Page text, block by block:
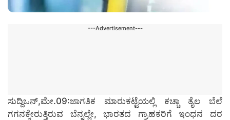
---Advertisement---
ಸುದ್ದಿಒನ್,ಮೇ.09:ಜಾಗತಿಕ ಮಾರುಕಟ್ಟೆಯಲ್ಲಿ ಕಚ್ಚಾ ತೈಲ ಬೆಲೆ
ಗಗನಕ್ಕೇರುತ್ತಿರುವ ಬೆನ್ನಲ್ಲೇ, ಭಾರತದ ಗ್ರಾಹಕರಿಗೆ ಇಂಧನ ದರ